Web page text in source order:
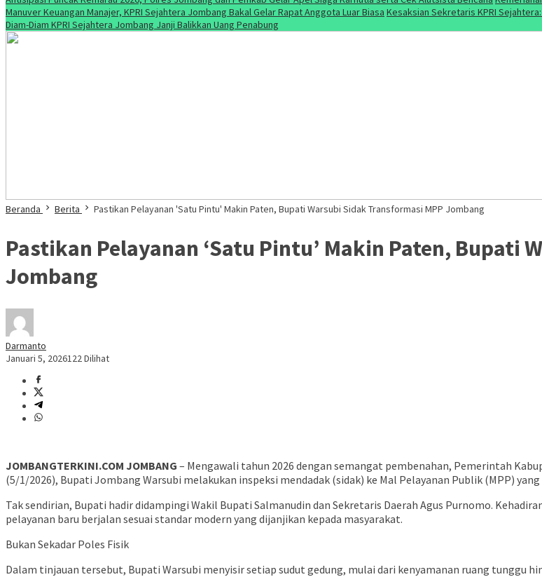
Manuver Keuangan Manajer, KPRI Sejahtera Jombang Bakal Gelar Rapat Anggota Luar Biasa Kesaksian Sekretaris KPRI
Diam-Diam KPRI Sejahtera Jombang Janji Balikkan Uang Penabung
Beranda Berita Pastikan Pelayanan 'Satu Pintu' Makin Paten, Bupati Warsubi Sidak Transformasi MPP Jombang
Pastikan Pelayanan ‘Satu Pintu’ Makin Paten, Bupati
Jombang
Darmanto
Januari 5, 2026122 Dilihat
JOMBANGTERKINI.COM JOMBANG – Mengawali tahun 2026 dengan semangat pembenahan, Pemerintah
(5/1/2026), Bupati Jombang Warsubi melakukan inspeksi mendadak (sidak) ke Mal Pelayanan Publik (MPP)
​Tak sendirian, Bupati hadir didampingi Wakil Bupati Salmanudin dan Sekretaris Daerah Agus Purnomo.
pelayanan baru berjalan sesuai standar modern yang dijanjikan kepada masyarakat.
​Bukan Sekadar Poles Fisik
​Dalam tinjauan tersebut, Bupati Warsubi menyisir setiap sudut gedung, mulai dari kenyamanan ruang tunggu